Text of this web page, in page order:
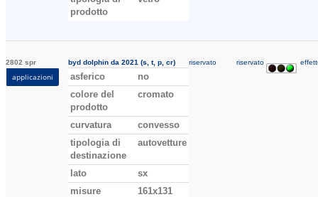
prodotto
2802 spr
applicazioni
byd dolphin da 2021 (s, t, p, cr)
asferico
no
colore del
prodotto
cromato
curvatura
convesso
tipologia di
destinazione
autovetture
lato
sx
misure
161x131
riservato riservato